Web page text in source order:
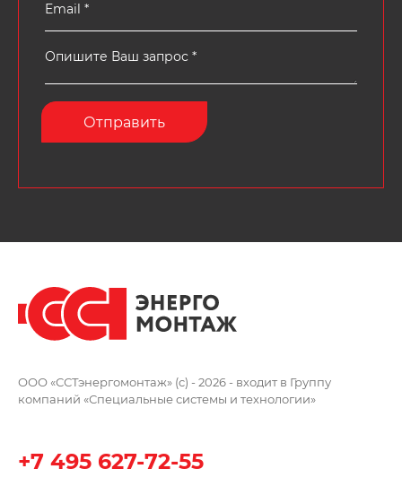
ООО «ССТэнергомонтаж» (c) - 2026 - входит в Группу
компаний «Специальные системы и технологии»
+7 495 627-72-55